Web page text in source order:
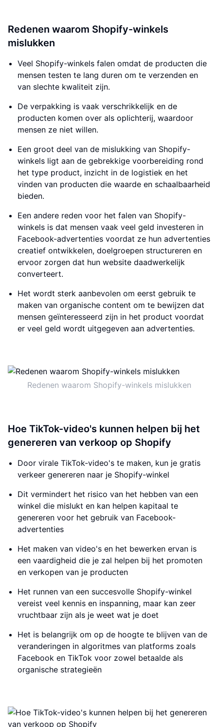
Redenen waarom Shopify-winkels
mislukken
Veel Shopify-winkels falen omdat de producten die
mensen testen te lang duren om te verzenden en
van slechte kwaliteit zijn.
De verpakking is vaak verschrikkelijk en de
producten komen over als oplichterij, waardoor
mensen ze niet willen.
Een groot deel van de mislukking van Shopify-
winkels ligt aan de gebrekkige voorbereiding rond
het type product, inzicht in de logistiek en het
vinden van producten die waarde en schaalbaarheid
bieden.
Een andere reden voor het falen van Shopify-
winkels is dat mensen vaak veel geld investeren in
Facebook-advertenties voordat ze hun advertenties
creatief ontwikkelen, doelgroepen structureren en
ervoor zorgen dat hun website daadwerkelijk
converteert.
Het wordt sterk aanbevolen om eerst gebruik te
maken van organische content om te bewijzen dat
mensen geïnteresseerd zijn in het product voordat
er veel geld wordt uitgegeven aan advertenties.
Redenen waarom Shopify-winkels mislukken
Hoe TikTok-video's kunnen helpen bij het
genereren van verkoop op Shopify
Door virale TikTok-video's te maken, kun je gratis
verkeer genereren naar je Shopify-winkel
Dit vermindert het risico van het hebben van een
winkel die mislukt en kan helpen kapitaal te
genereren voor het gebruik van Facebook-
advertenties
Het maken van video's en het bewerken ervan is
een vaardigheid die je zal helpen bij het promoten
en verkopen van je producten
Het runnen van een succesvolle Shopify-winkel
vereist veel kennis en inspanning, maar kan zeer
vruchtbaar zijn als je weet wat je doet
Het is belangrijk om op de hoogte te blijven van de
veranderingen in algoritmes van platforms zoals
Facebook en TikTok voor zowel betaalde als
organische strategieën